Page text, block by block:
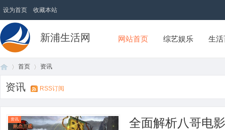
设为首页 收藏本站
新浦生活网 网站首页 综艺娱乐 生
首页 资讯
资讯 RSS订阅
资讯
全面解析八哥电